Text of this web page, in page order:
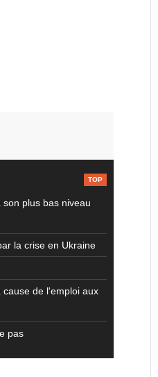
plus bas niveau
la crise en Ukraine
de l'emploi aux
pas